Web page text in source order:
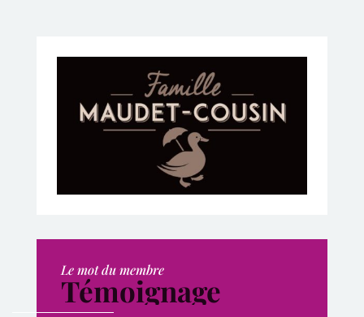
Le mot du membre
Témoignage